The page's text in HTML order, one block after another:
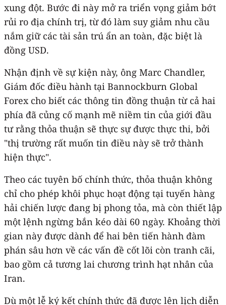
xung đột. Bước đi này mở ra triển vọng giảm bớt
rủi ro địa chính trị, từ đó làm suy giảm nhu cầu
nắm giữ các tài sản trú ẩn an toàn, đặc biệt là
đồng USD.
Nhận định về sự kiện này, ông Marc Chandler,
Giám đốc điều hành tại Bannockburn Global
Forex cho biết các thông tin đồng thuận từ cả hai
phía đã củng cố mạnh mẽ niềm tin của giới đầu
tư rằng thỏa thuận sẽ thực sự được thực thi, bởi
"thị trường rất muốn tin điều này sẽ trở thành
hiện thực".
Theo các tuyên bố chính thức, thỏa thuận không
chỉ cho phép khôi phục hoạt động tại tuyến hàng
hải chiến lược đang bị phong tỏa, mà còn thiết lập
một lệnh ngừng bắn kéo dài 60 ngày. Khoảng thời
gian này được dành để hai bên tiến hành đàm
phán sâu hơn về các vấn đề cốt lõi còn tranh cãi,
bao gồm cả tương lai chương trình hạt nhân của
Iran.
Dù một lễ ký kết chính thức đã được lên lịch diễn